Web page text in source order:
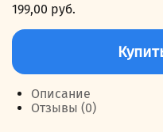
199,00 руб.
Количество
Капкан
для
пешки
Описание
Отзывы (0)